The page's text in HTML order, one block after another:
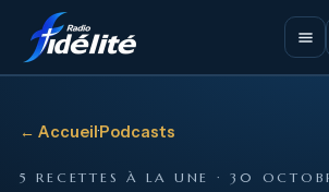
← Accueil·Podcasts
5 RECETTES À LA UNE · 30